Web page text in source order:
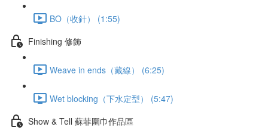
BO（收針） (1:55)
Finishing 修飾
Weave in ends（藏線） (6:25)
Wet blocking（下水定型） (5:47)
Show & Tell 蘇菲圍巾作品區